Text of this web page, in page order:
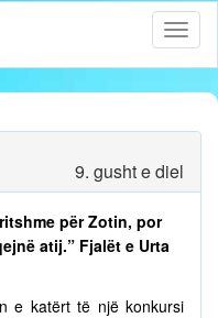
9. gusht e diel
për Zotin, por
atij.” Fjalët e Urta
e katërt të një konkursi